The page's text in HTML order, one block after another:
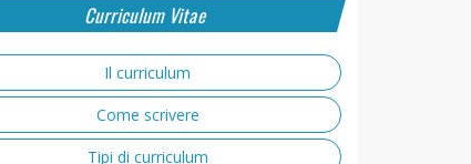
Curriculum Vitae
Il curriculum
Come scrivere
Tipi di curriculum